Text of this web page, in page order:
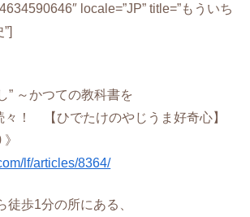
locale=”JP” title=”もういち
” ～かつての教科書を
々！ 【ひでたけのやじうま好奇心】
lf/articles/8364/
徒歩1分の所にある、